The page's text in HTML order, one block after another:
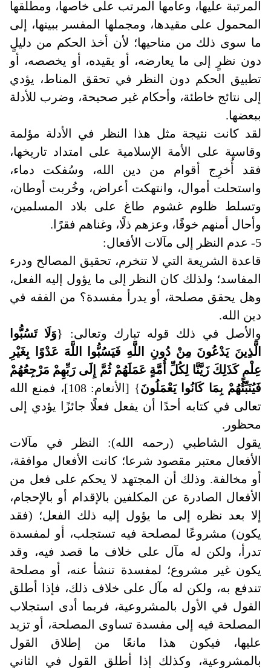
المرتبة عليها، وعامها المرتب على خاصها، ومطلقها
المحمول على مقيدها، ومجملها المفسر ببينها، إلى
ما سوى ذلك من مناحيها؛ لأن أخذ الحكم من دليلٍ
دون نظرٍ إلى ما يعارضه، أو يقيده، أو يخصصه، أو
تطبيق الحكم دون النظر في تحقق المناط، يؤدي
إلى نتائج خاطئة، وأحكام غير صحيحة، وضرب للأدلة
ببعضها.
لقد كانت نتيجة مثل هذا النظر في الأدلة مؤلمة
وقاسية على الأمة الإسلامية على امتداد تاريخها،
فقد أُخرِج أقوام من دين الله، وسُفكت دماء،
واستحلت أموال، وانتهكت أعراض، وخُربت أوطان،
وتسلط ظلوم غشوم طاغ على بلاد المسلمين،
وأحال أمنهم خوفًا، وعزهم ذلًا، وغناهم فقرًا.
5- عدم النظر إلى مآلات الأفعال:
قاعدة الشريعة التي لا تنخرم، تحقيق المصالح ودرء
المفاسد؛ ولذلك كان النظر إلى ما يؤول إليه الفعل،
وهل يحقق مصلحة، أو يدرأ مفسدة؟ من الفقه في
دين الله.
والأصل في ذلك قوله تبارك وتعالى: {وَلَا تَسُبُّوا
الَّذِينَ يَدْعُونَ مِنْ دُونِ اللَّهِ فَيَسُبُّوا اللَّهَ عَدْوًا بِغَيْرِ
عِلْمٍ كَذَلِكَ زَيَّنَّا لِكُلِّ أُمَّةٍ عَمَلَهُمْ ثُمَّ إِلَى رَبِّهِمْ مَرْجِعُهُمْ
فَيُنَبِّئُهُمْ بِمَا كَانُوا يَعْمَلُونَ
} [الأنعام: 108]، فمنع الله
تعالى في كتابه أحدًا أن يفعل فعلًا جائزًا يؤدي إلى
محظور.
يقول الشاطبي (رحمه الله): النظر في مآلات
الأفعال معتبر مقصود شرعا؛ كانت الأفعال موافقة،
أو مخالفة. وذلك أن المجتهد لا يحكم على فعل من
الأفعال الصادرة عن المكلفين بالإقدام أو بالإحجام،
إلا بعد نظره إلى ما يؤول إليه ذلك الفعل؛ (فقد
يكون) مشروعًا لمصلحة فيه تستجلب، أو لمفسدة
تدرأ، ولكن له مآل على خلاف ما قصد فيه، وقد
يكون غير مشروع؛ لمفسدة تنشأ عنه، أو مصلحة
تندفع به، ولكن له مآل على خلاف ذلك، فإذا أطلق
القول في الأول بالمشروعية، فربما أدى استجلاب
المصلحة فيه إلى مفسدة تساوى المصلحة، أو تزيد
عليها، فيكون هذا مانعًا من إطلاق القول
بالمشروعية، وكذلك إذا أطلق القول في الثاني